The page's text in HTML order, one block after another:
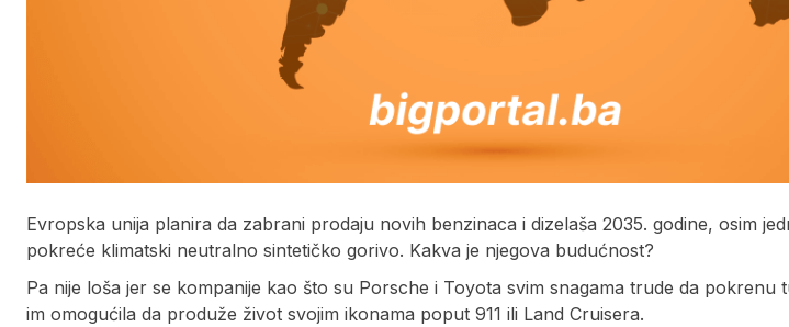
Evropska unija planira da zabrani prodaju novih benzinaca i dizelaša 2035. godine, osim
pokreće klimatski neutralno sintetičko gorivo. Kakva je njegova budućnost?
Pa nije loša jer se kompanije kao što su Porsche i Toyota svim snagama trude da pokrenu
im omogućila da produže život svojim ikonama poput 911 ili Land Cruisera.